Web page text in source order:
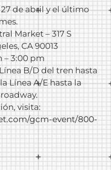
de abril y el último
Market – 317 S
CA 90013
– 3:00 pm
B/D del tren hasta
Línea A/E hasta la
visita:
gcm-event/800-